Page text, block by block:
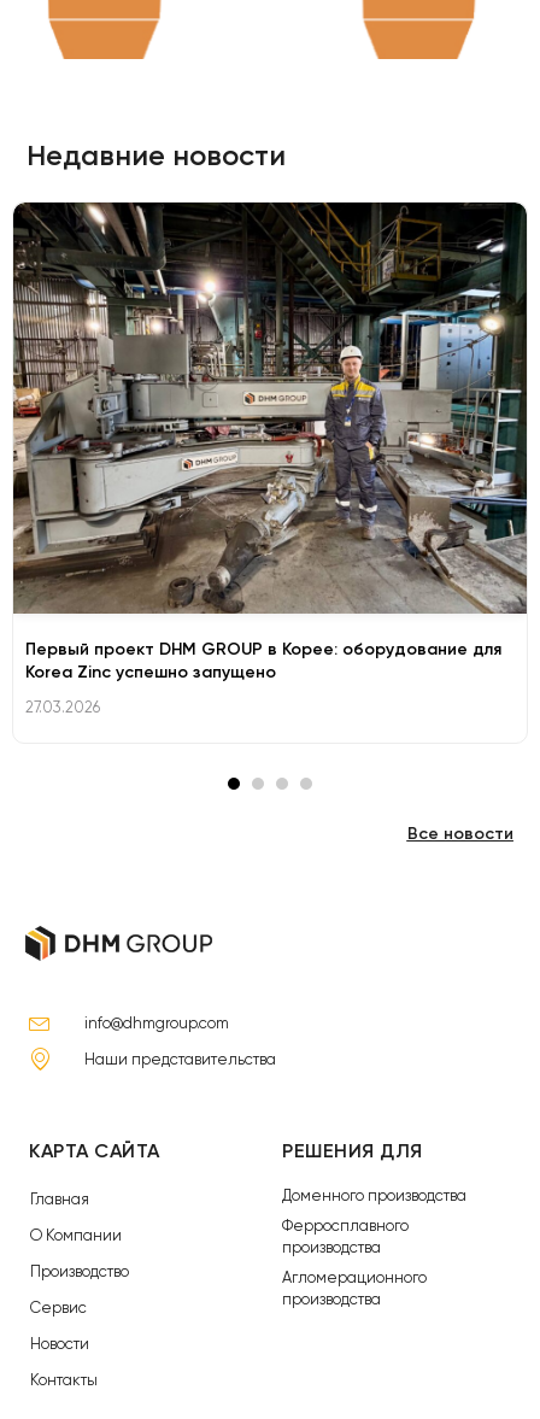
Недавние новости
Первый проект DHM GROUP в Корее: оборудование для
Korea Zinc успешно запущено
27.03.2026
Все новости
info@dhmgroup.com
Наши представительства
КАРТА САЙТА
Главная
О Компании
Производство
Сервис
Новости
Контакты
РЕШЕНИЯ ДЛЯ
Доменного производства
Ферросплавного
производства
Агломерационного
производства